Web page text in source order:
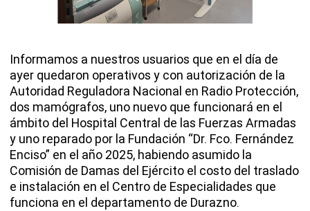
Informamos a nuestros usuarios que en el día de
ayer quedaron operativos y con autorización de la
Autoridad Reguladora Nacional en Radio Protección,
dos mamógrafos, uno nuevo que funcionará en el
ámbito del Hospital Central de las Fuerzas Armadas
y uno reparado por la Fundación “Dr. Fco. Fernández
Enciso” en el año 2025, habiendo asumido la
Comisión de Damas del Ejército el costo del traslado
e instalación en el Centro de Especialidades que
funciona en el departamento de Durazno.